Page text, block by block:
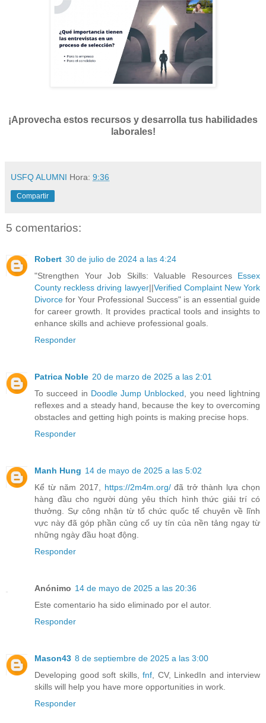
¡Aprovecha estos recursos y desarrolla tus habilidades
laborales!
USFQ ALUMNI Hora: 9:36
Compartir
5 comentarios:
Robert 30 de julio de 2024 a las 4:24
"Strengthen Your Job Skills: Valuable Resources Essex
County reckless driving lawyer||Verified Complaint New York
Divorce for Your Professional Success" is an essential guide
for career growth. It provides practical tools and insights to
enhance skills and achieve professional goals.
Responder
Patrica Noble 20 de marzo de 2025 a las 2:01
To succeed in Doodle Jump Unblocked , you need lightning
reflexes and a steady hand, because the key to overcoming
obstacles and getting high points is making precise hops.
Responder
Manh Hung 14 de mayo de 2025 a las 5:02
Kể từ năm 2017, https://2m4m.org/đã trở thành lựa chọn
hàng đầu cho người dùng yêu thích hình thức giải trí có
thưởng. Sự công nhận từ tổ chức quốc tế chuyên về lĩnh
vực này đã góp phần củng cố uy tín của nền tảng ngay từ
những ngày đầu hoạt động.
Responder
Anónimo 14 de mayo de 2025 a las 20:36
Este comentario ha sido eliminado por el autor.
Responder
Mason43 8 de septiembre de 2025 a las 3:00
Developing good soft skills, fnf , CV, LinkedIn and interview
skills will help you have more opportunities in work.
Responder